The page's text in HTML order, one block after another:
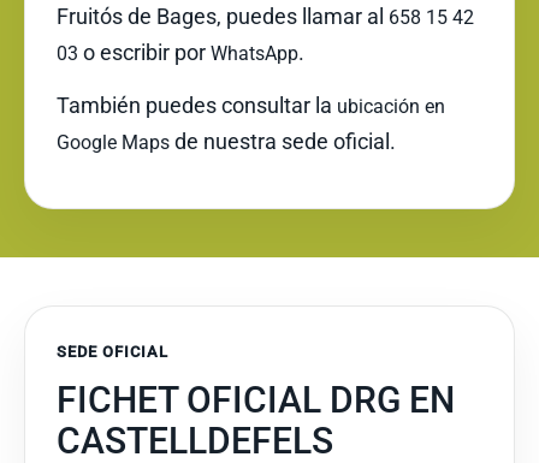
Fruitós de Bages, puedes llamar al 658 15 42
03 o escribir por WhatsApp.
También puedes consultar la ubicación en
Google Maps de nuestra sede oficial.
SEDE OFICIAL
FICHET OFICIAL DRG EN
CASTELLDEFELS